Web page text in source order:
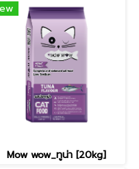
Mow wow_ทูน่า [20kg]